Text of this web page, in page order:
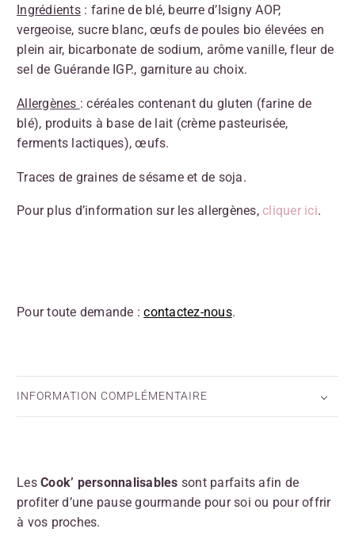
Ingrédients: farine de blé, beurre d’Isigny AOP,
vergeoise, sucre blanc, œufs de poules bio élevées en
plein air, bicarbonate de sodium, arôme vanille, fleur de
sel de Guérande IGP., garniture au choix.
Allergènes : céréales contenant du gluten (farine de
blé), produits à base de lait (crème pasteurisée,
ferments lactiques), œufs.
Traces de graines de sésame et de soja.
Pour plus d’information sur les allergènes, cliquer ici.
Pour toute demande :contactez-nous.
INFORMATION COMPLÉMENTAIRE
Les Cook’ personnalisables sont parfaits afin de
profiter d’une pause gourmande pour soi ou pour offrir
à vos proches.